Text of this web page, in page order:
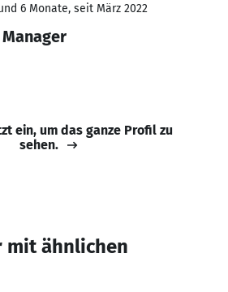
6 Monate, seit März 2022
ein, um das ganze Profil zu
sehen.
mit ähnlichen